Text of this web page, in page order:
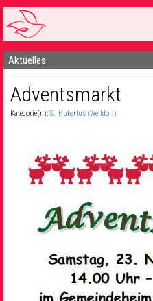
Startseite
1 Pfarrei
16 Gemeinden & mehr
Sakramente & Feste
Gemeinschaft & Soziales
Musik& Kultur
Seelsorge & Kontakt
Aktuelles
Adventsmarkt
Kategorie(n):St. Hubertus (Welldorf)